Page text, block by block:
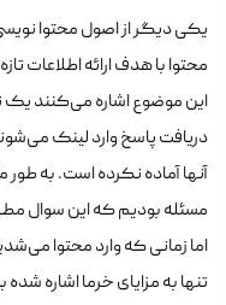
یکی دیگر از اصول محتوا
محتوا با هدف ارائه اطلاعات
این موضوع اشاره می‌کنند یک
دریافت پاسخ وارد لینک
آنها آماده نکرده است. به طور
مسئله بودیم که این سوال
اما زمانی که وارد محتوا
تنها به مزایای خرما اشاره شده